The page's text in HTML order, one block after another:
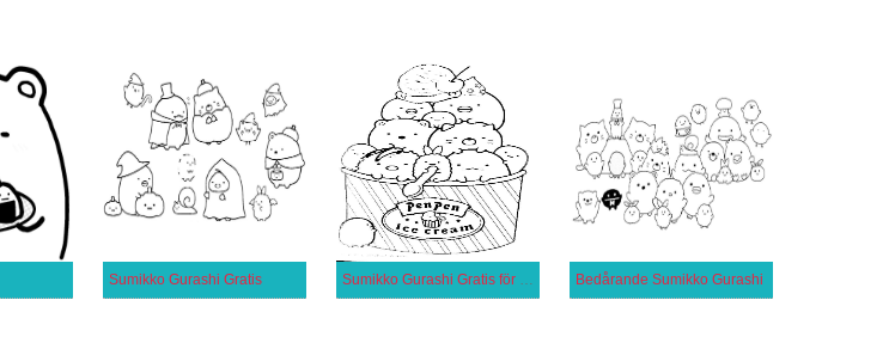
Sumikko Gurashi Gratis Sumikko Gurashi Gratis för Barn Bedårande Sumikko Gurashi